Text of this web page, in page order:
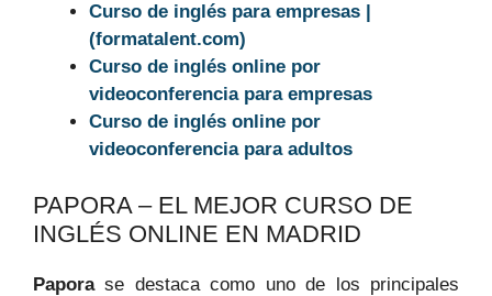
Curso de inglés para empresas |
(formatalent.com)
Curso de inglés online por
videoconferencia para empresas
Curso de inglés online por
videoconferencia para adultos
PAPORA – EL MEJOR CURSO DE
INGLÉS ONLINE EN MADRID
Paporase destaca como uno de los principales